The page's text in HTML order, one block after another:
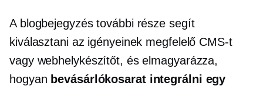
A blogbejegyzés további része segít
kiválasztani az igényeinek megfelelő CMS-t
vagy webhelykészítőt, és elmagyarázza,
hogyan bevásárlókosarat integrálni egy